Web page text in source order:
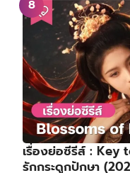
เรื่องย่อซีรีส์ : Key
รักกระดูกปักษา